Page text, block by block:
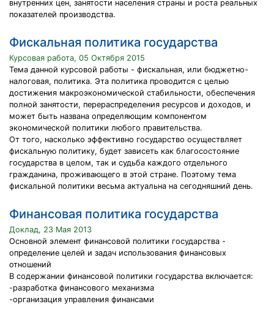
внутренних цен, занятости населения страны и роста реальных
показателей производства.
Фискальная политика государства
Курсовая работа, 05 Октября 2015
Тема данной курсовой работы - фискальная, или бюджетно-
налоговая, политика. Эта политика проводится с целью
достижения макроэкономической стабильности, обеспечения
полной занятости, перераспределения ресурсов и доходов, и
может быть названа определяющим компонентом
экономической политики любого правительства.
От того, насколько эффективно государство осуществляет
фискальную политику, будет зависеть как благосостояние
государства в целом, так и судьба каждого отдельного
гражданина, проживающего в этой стране. Поэтому тема
фискальной политики весьма актуальна на сегодняшний день.
Финансовая политика государства
Доклад, 23 Мая 2013
Основной элемент финансовой политики государства -
определение целей и задач использования финансовых
отношений
В содержании финансовой политики государства включается:
-разработка финансового механизма
-организация управления финансами